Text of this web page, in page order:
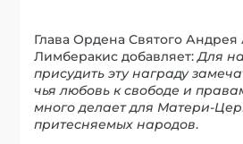
Глава Ордена Святого Андрея
Лимберакис добавляет:Для
присудить эту награду
чья любовь к свободе и
много делает для Матери-
притесняемых народов.